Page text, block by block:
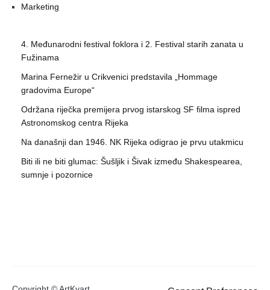
Marketing
4. Međunarodni festival foklora i 2. Festival starih zanata u
Fužinama
Marina Fernežir u Crikvenici predstavila „Hommage
gradovima Europe“
Održana riječka premijera prvog istarskog SF filma ispred
Astronomskog centra Rijeka
Na današnji dan 1946. NK Rijeka odigrao je prvu utakmicu
Biti ili ne biti glumac: Šušljik i Šivak između Shakespearea,
sumnje i pozornice